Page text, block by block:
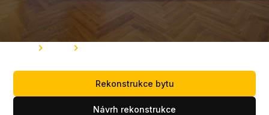
Rekonstrukce bytu
Návrh rekonstrukce